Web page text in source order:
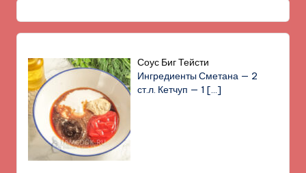
Соус Биг Тейсти
Ингредиенты Сметана — 2
ст.л. Кетчуп — 1[…]